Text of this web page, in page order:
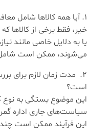
آیا همه کالاها شامل
خیر، فقط برخی از کالاها
یا به دلایل خاصی مانند
می‌شوند، ممکن است
مدت زمان لازم برای
است؟
این موضوع بستگی به نوع
سیاست‌های جاری اداره
این فرآیند ممکن است